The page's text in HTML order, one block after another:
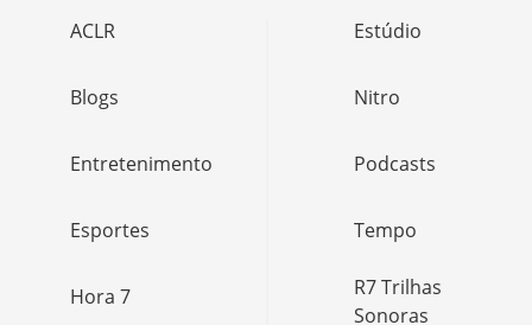
ACLR
Blogs
Entretenimento
Esportes
Hora 7
Estúdio
Nitro
Podcasts
Tempo
R7 Trilhas
Sonoras